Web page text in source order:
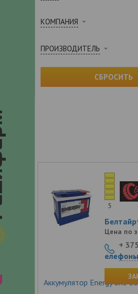
КОМПАНИЯ
ПРОИЗВОДИТЕЛЬ
СБРОСИТЬ
Аккумулятор Energy one
5
Цена по
+ 375
елефоны